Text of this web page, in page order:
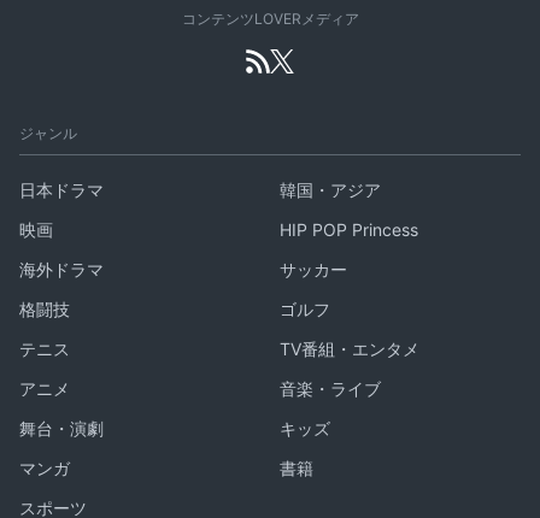
コンテンツLOVERメディア
ジャンル
日本ドラマ
韓国・アジア
映画
HIP POP Princess
海外ドラマ
サッカー
格闘技
ゴルフ
テニス
TV番組・エンタメ
アニメ
音楽・ライブ
舞台・演劇
キッズ
マンガ
書籍
スポーツ